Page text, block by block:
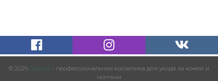
© 2026 Calutte - профессиональная косметика для ухода за кожей и
ногтями